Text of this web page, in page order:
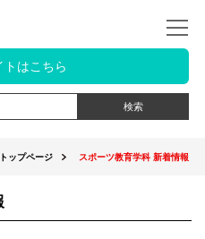
トはこちら
トップページ スポーツ教育学科 新着情報